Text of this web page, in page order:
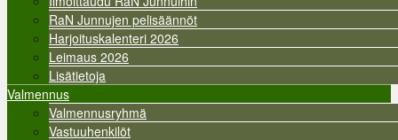
RaN Junnujen pelisäännöt
Harjoituskalenteri 2026
Leimaus 2026
Lisätietoja
Valmennus
Valmennusryhmä
Vastuuhenkilöt